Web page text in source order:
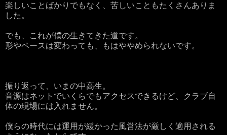
楽しいことばかりでもなく、苦しいこともたくさんありま
した。
でも、これが僕の生きてきた道です。
形やペースは変わっても、もはややめられないです。
振り返って、いまの中高生。
音源はネットでいくらでもアクセスできるけど、クラブ自
体の現場には入れません。
僕らの時代には運用が緩かった風営法が厳しく適用される